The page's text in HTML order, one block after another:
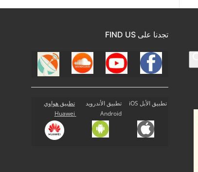
تجدنا على FIND US
تطبيق الأبل iOS
تطبيق الأندرويد
Android
تطبيق هواوي